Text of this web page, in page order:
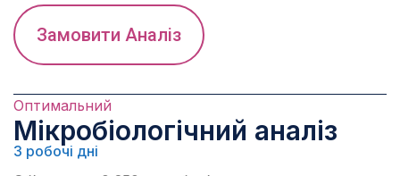
Замовити Аналіз
Оптимальний
Мікробіологічний аналіз
3 робочі дні